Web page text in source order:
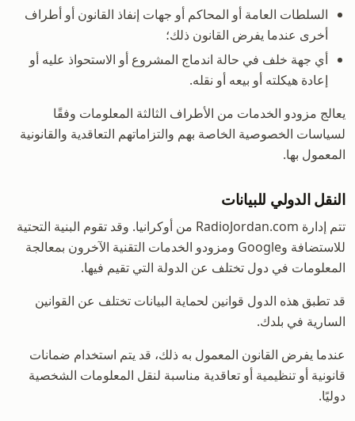
السلطات العامة أو المحاكم أو جهات إنفاذ القانون أو أطراف
أخرى عندما يفرض القانون ذلك؛
أي جهة خلف في حالة اندماج المشروع أو الاستحواذ عليه أو
إعادة هيكلته أو بيعه أو نقله.
يعالج مزودو الخدمات من الأطراف الثالثة المعلومات وفقًا
لسياسات الخصوصية الخاصة بهم والتزاماتهم التعاقدية والقانونية
المعمول بها.
النقل الدولي للبيانات
تتم إدارة RadioJordan.com من أوكرانيا. وقد تقوم البنية التحتية
للاستضافة وGoogle ومزودو الخدمات التقنية الآخرون بمعالجة
المعلومات في دول تختلف عن الدولة التي تقيم فيها.
قد تطبق هذه الدول قوانين لحماية البيانات تختلف عن القوانين
السارية في بلدك.
عندما يفرض القانون المعمول به ذلك، قد يتم استخدام ضمانات
قانونية أو تنظيمية أو تعاقدية مناسبة لنقل المعلومات الشخصية
دوليًا.